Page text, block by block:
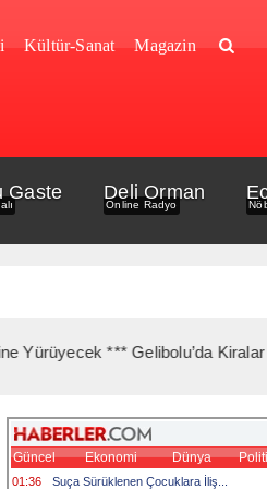
Kültür-Sanat Magazin
Gaste Deli Orman
Online Radyo
*** Gelibolu’da Kiralar El